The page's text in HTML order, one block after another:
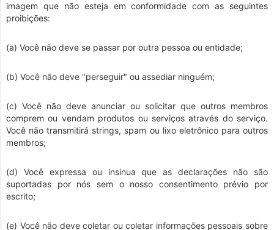
imagem que não esteja em conformidade com as seguintes
proibições:
(a) Você não deve se passar por outra pessoa ou entidade;
(b) Você não deve "perseguir" ou assediar ninguém;
(c) Você não deve anunciar ou solicitar que outros membros
comprem ou vendam produtos ou serviços através do serviço.
Você não transmitirá strings, spam ou lixo eletrônico para outros
membros;
(d) Você expressa ou insinua que as declarações não são
suportadas por nós sem o nosso consentimento prévio por
escrito;
(e) Você não deve coletar ou coletar informações pessoais sobre